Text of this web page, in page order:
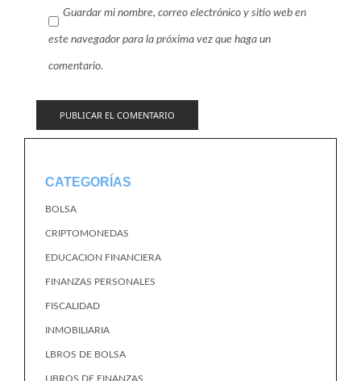
Guardar mi nombre, correo electrónico y sitio web en
este navegador para la próxima vez que haga un
comentario.
CATEGORÍAS
BOLSA
CRIPTOMONEDAS
EDUCACION FINANCIERA
FINANZAS PERSONALES
FISCALIDAD
INMOBILIARIA
LBROS DE BOLSA
LIBROS DE FINANZAS